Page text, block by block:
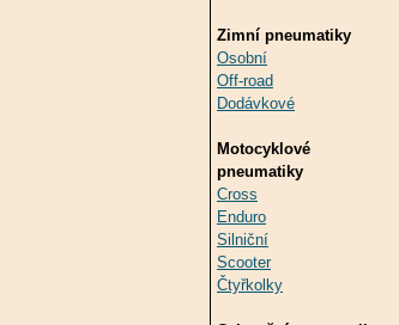
Zimní pneumatiky
Osobní
Off-road
Dodávkové
Motocyklové
pneumatiky
Cross
Enduro
Silniční
Scooter
Čtyřkolky